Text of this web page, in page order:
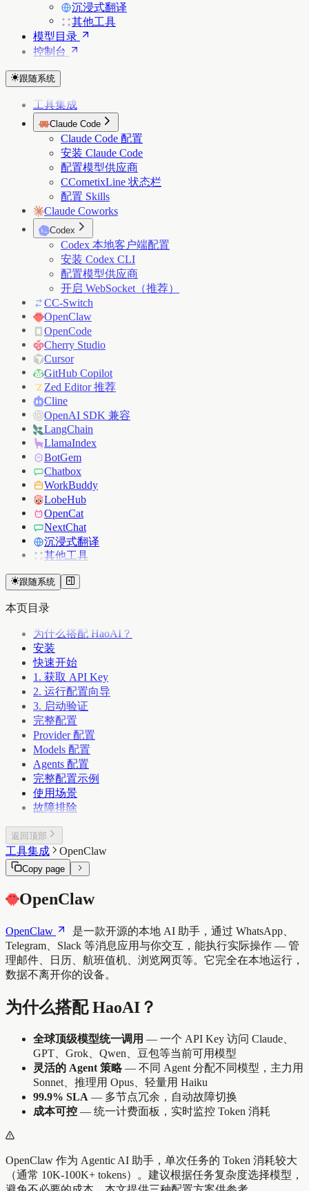
沉浸式翻译
其他工具
模型目录
控制台
跟随系统
工具集成
Claude Code
Claude Code 配置
安装 Claude Code
配置模型供应商
CCometixLine 状态栏
配置 Skills
Claude Coworks
Codex
Codex 本地客户端配置
安装 Codex CLI
配置模型供应商
开启 WebSocket（推荐）
CC-Switch
OpenClaw
OpenCode
Cherry Studio
Cursor
GitHub Copilot
Zed Editor 推荐
Cline
OpenAI SDK 兼容
LangChain
LlamaIndex
BotGem
Chatbox
WorkBuddy
LobeHub
OpenCat
NextChat
沉浸式翻译
其他工具
跟随系统
本页目录
为什么搭配 HaoAI？
安装
快速开始
1. 获取 API Key
2. 运行配置向导
3. 启动验证
完整配置
Provider 配置
Models 配置
Agents 配置
完整配置示例
使用场景
故障排除
返回顶部
工具集成 OpenClaw
Copy page
OpenClaw
OpenClaw
是一款开源的本地 AI 助手，通过 WhatsApp、
Telegram、Slack 等消息应用与你交互，能执行实际操作 — 管
理邮件、日历、航班值机、浏览网页等。它完全在本地运行，
数据不离开你的设备。
为什么搭配 HaoAI？
全球顶级模型统一调用 — 一个 API Key 访问 Claude、
GPT、Grok、Qwen、豆包等当前可用模型
灵活的 Agent 策略— 不同 Agent 分配不同模型，主力用
Sonnet、推理用 Opus、轻量用 Haiku
99.9% SLA — 多节点冗余，自动故障切换
成本可控 — 统一计费面板，实时监控 Token 消耗
OpenClaw 作为 Agentic AI 助手，单次任务的 Token 消耗较大
（通常 10K-100K+ tokens）。建议根据任务复杂度选择模型，